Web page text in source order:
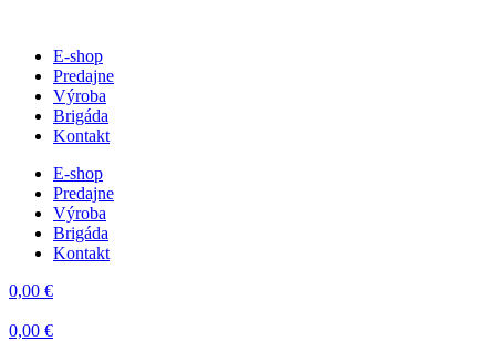
E-shop
Predajne
Výroba
Brigáda
Kontakt
E-shop
Predajne
Výroba
Brigáda
Kontakt
0,00 €
0,00 €